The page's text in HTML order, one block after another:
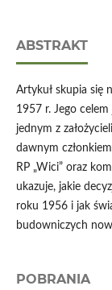
ABSTRAKT
Artykuł skupia się
1957 r. Jego
jednym z
dawnym
RP „Wici” oraz
ukazuje, jakie
roku 1956 i jak
budowniczych
POBRANIA